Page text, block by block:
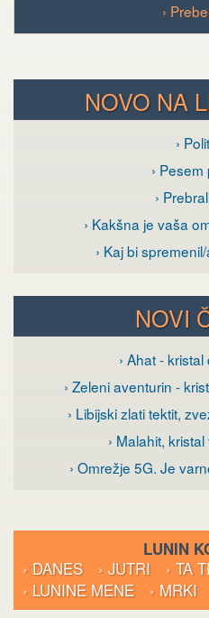
›
NOVO NA
›
›
›
› Kakšna je vaša
› Kaj bi
NOVI
› Ahat -
› Zeleni aventurin -
› Libijski zlati tektit,
› Malahit,
› Omrežje 5G. Je
LUNIN
› DANES
› JUTRI › TA
› LUNINE MENE
› MRKI